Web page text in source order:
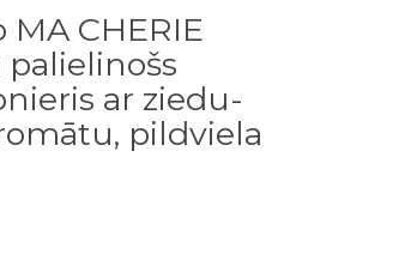
MA CHERIE
ar ziedu-
pildviela